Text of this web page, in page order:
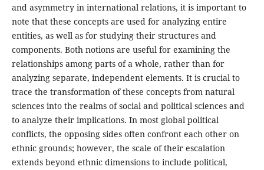
and asymmetry in international relations, it is important to
note that these concepts are used for analyzing entire
entities, as well as for studying their structures and
components. Both notions are useful for examining the
relationships among parts of a whole, rather than for
analyzing separate, independent elements. It is crucial to
trace the transformation of these concepts from natural
sciences into the realms of social and political sciences and
to analyze their implications. In most global political
conflicts, the opposing sides often confront each other on
ethnic grounds; however, the scale of their escalation
extends beyond ethnic dimensions to include political,